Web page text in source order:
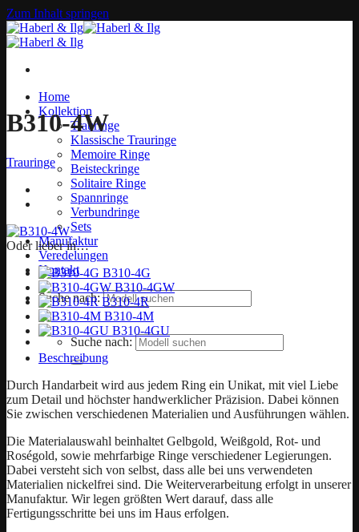
Zum Inhalt springen
Home
Kollektion
Trauringe
Klassische Trauringe
Memoire Ringe
Beisteckringe
Solitaire Ringe
Spannringe
Verbundringe
Sets
Manufaktur
Veredelungen
Kontakt
Suche nach:
Suche nach:
B310-4W
Trauringe
Oder lieber in…
B310-4G
B310-4GW
B310-4R
B310-4M
B310-4GU
Beschreibung
Durch Handarbeit wird aus jedem Ring ein Unikat, mit viel Liebe
zum Detail und höchster handwerklicher Präzision. Dabei können
Sie zwischen verschiedenen Materialien und Ausführungen wählen.
Die Materialauswahl beinhaltet Gelbgold, Weißgold, Rot- und
Roségold, sowie mehrfarbige Ringe verschiedener Legierungen.
Dabei versteht sich von selbst, dass alle bei uns verwendeten
Materialien nickelfrei sind. Die Weiterverarbeitung erfolgt in unserer
Manufaktur. Wir legen größten Wert darauf, dass alle
Fertigungsschritte bei uns im Haus erfolgen.